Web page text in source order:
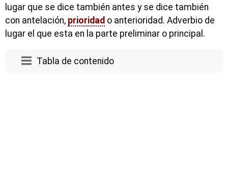
lugar que se dice también antes y se dice también
con antelación, prioridad o anterioridad. Adverbio de
lugar el que esta en la parte preliminar o principal.
Tabla de contenido